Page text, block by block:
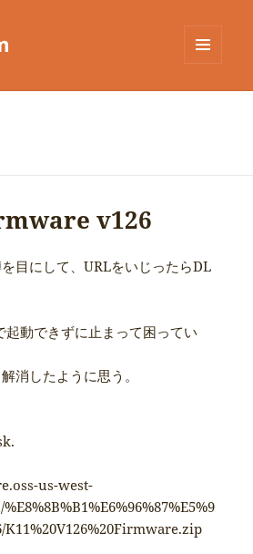
ーとウ
v126
目にして、URLをいじったらDL
起動できずに止まって困ってい
消したように思う。
us-west-
K11%20V126%20Firmware.zip